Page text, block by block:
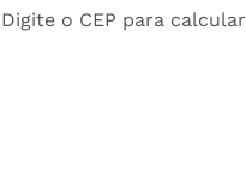
Digite o CEP para calcular